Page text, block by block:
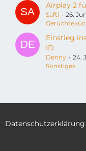
Airplay 2
Safti
26.
Einstieg
ID
Denny
24.
Sonstiges
Datenschutzerklärung